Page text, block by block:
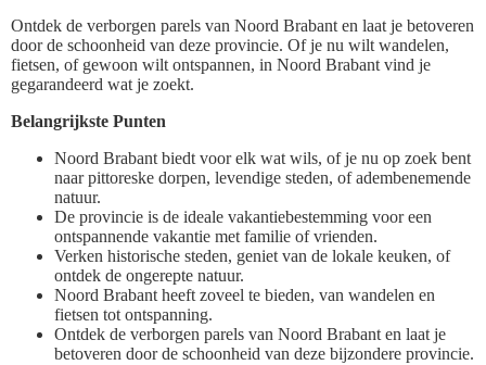
Ontdek de verborgen parels van Noord Brabant en laat je betoveren
door de schoonheid van deze provincie. Of je nu wilt wandelen,
fietsen, of gewoon wilt ontspannen, in Noord Brabant vind je
gegarandeerd wat je zoekt.
Belangrijkste Punten
Noord Brabant biedt voor elk wat wils, of je nu op zoek bent
naar pittoreske dorpen, levendige steden, of adembenemende
natuur.
De provincie is de ideale vakantiebestemming voor een
ontspannende vakantie met familie of vrienden.
Verken historische steden, geniet van de lokale keuken, of
ontdek de ongerepte natuur.
Noord Brabant heeft zoveel te bieden, van wandelen en
fietsen tot ontspanning.
Ontdek de verborgen parels van Noord Brabant en laat je
betoveren door de schoonheid van deze bijzondere provincie.